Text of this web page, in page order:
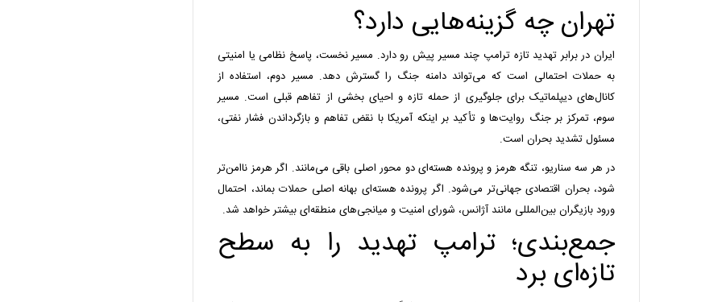
تهران چه گزینه‌هایی دارد؟
ایران در برابر تهدید تازه ترامپ چند مسیر پیش رو دارد. مسیر نخست، پاسخ نظامی یا امنیتی
به حملات احتمالی است که می‌تواند دامنه جنگ را گسترش دهد. مسیر دوم، استفاده از
کانال‌های دیپلماتیک برای جلوگیری از حمله تازه و احیای بخشی از تفاهم قبلی است. مسیر
سوم، تمرکز بر جنگ روایت‌ها و تأکید بر اینکه آمریکا با نقض تفاهم و بازگرداندن فشار نفتی،
مسئول تشدید بحران است.
در هر سه سناریو، تنگه هرمز و پرونده هسته‌ای دو محور اصلی باقی می‌مانند. اگر هرمز ناامن‌تر
شود، بحران اقتصادی جهانی‌تر می‌شود. اگر پرونده هسته‌ای بهانه اصلی حملات بماند، احتمال
ورود بازیگران بین‌المللی مانند آژانس، شورای امنیت و میانجی‌های منطقه‌ای بیشتر خواهد شد.
جمع‌بندی؛ ترامپ تهدید را به سطح
تازه‌ای برد